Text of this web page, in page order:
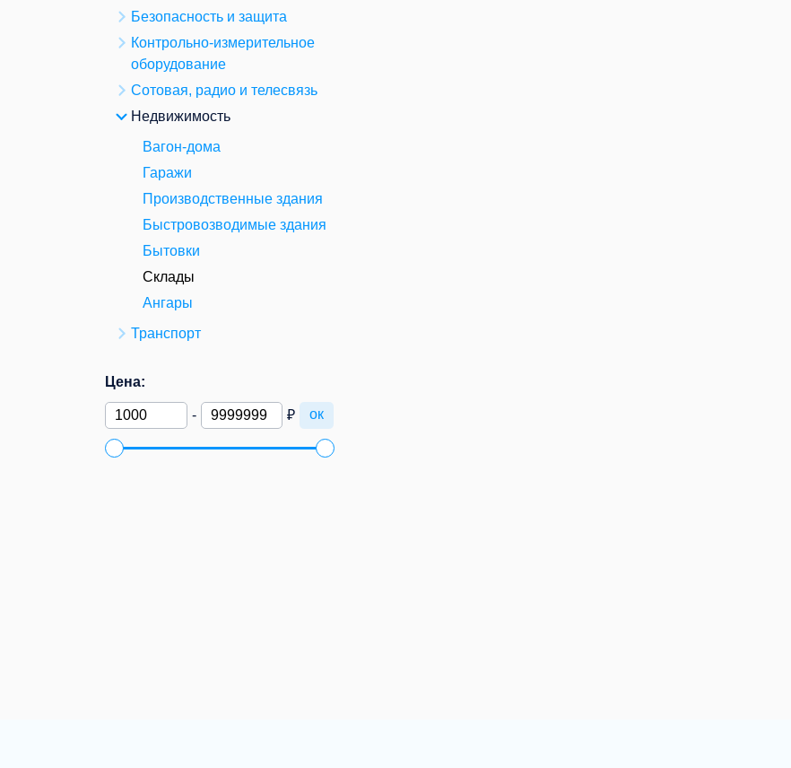
Безопасность и защита
Контрольно-измерительное
оборудование
Сотовая, радио и телесвязь
Недвижимость
Вагон-дома
Гаражи
Производственные здания
Быстровозводимые здания
Бытовки
Склады
Ангары
Транспорт
Цена:
- ₽ ок